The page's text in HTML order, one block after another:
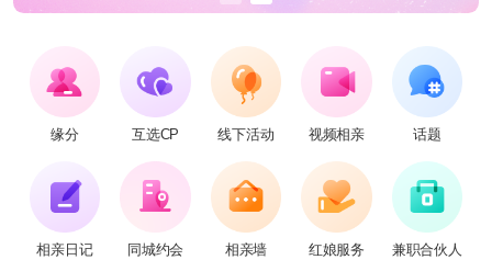
缘分 互选CP 线下活动 视频相亲 话题
相亲日记 同城约会 相亲墙 红娘服务 兼职合伙人